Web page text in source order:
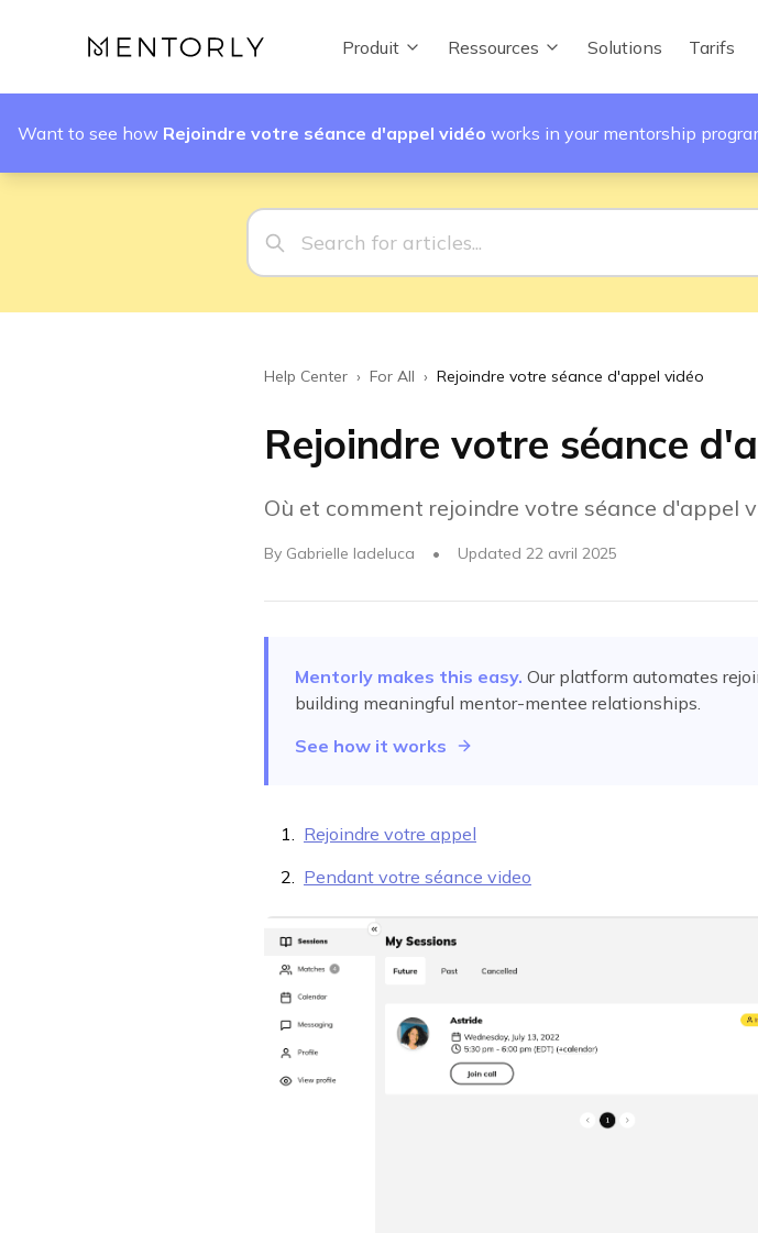
Produit Ressources Solutions Tarifs
Want to see how Rejoindre votre séance d'appel vidéo works in your mentorship
Help Center › For All › Rejoindre votre séance d'appel vidéo
Rejoindre votre séance
Où et comment rejoindre votre séance d'appel
By Gabrielle Iadeluca • Updated 22 avril 2025
Mentorly makes this easy. Our platform automates
building meaningful mentor-mentee relationships.
See how it works
Rejoindre votre appel
Pendant votre séance video